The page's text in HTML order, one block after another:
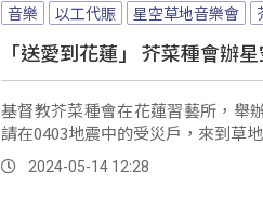
音樂 以工代賑 星空草地音樂會
「送愛到花蓮」 芥菜種會辦
基督教芥菜種會在花蓮習藝所，舉
請在0403地震中的受災戶，來到草
2024-05-14 12:28